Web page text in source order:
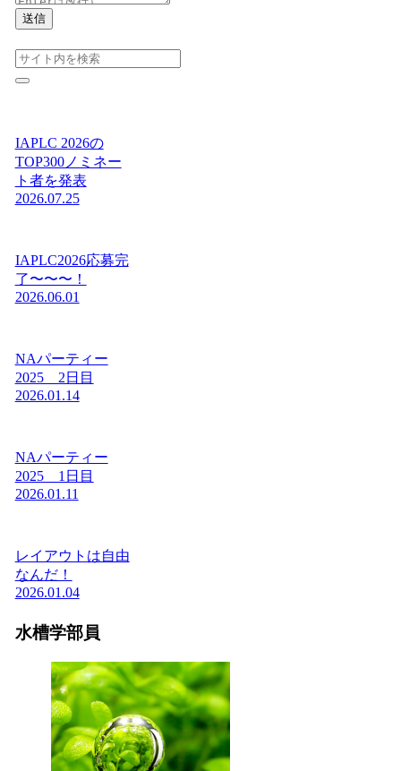
送信
IAPLC 2026の
TOP300ノミネー
ト者を発表
2026.07.25
IAPLC2026応募完
了〜〜〜！
2026.06.01
NAパーティー
2025 2日目
2026.01.14
NAパーティー
2025 1日目
2026.01.11
レイアウトは自由
なんだ！
2026.01.04
水槽学部員